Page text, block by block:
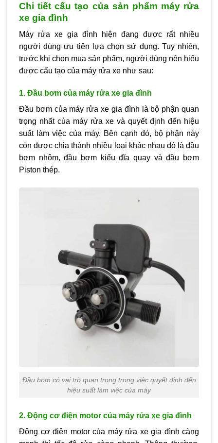
Chi tiết cấu tạo của sản phẩm máy rửa
xe gia đình
Máy rửa xe gia đình hiện đang được rất nhiều
người dùng ưu tiên lựa chọn sử dụng. Tuy nhiên,
trước khi chọn mua sản phẩm, người dùng nên hiểu
được cấu tạo của máy rửa xe như sau:
1. Đầu bơm của máy rửa xe gia đình
Đầu bơm của máy rửa xe gia đình là bộ phận quan
trọng nhất của máy rửa xe và quyết định đến hiệu
suất làm việc của máy. Bên cạnh đó, bộ phận này
còn được chia thành nhiều loại khác nhau đó là đầu
bơm nhôm, đầu bơm kiểu đĩa quay và đầu bơm
Piston thép.
Đầu bơm có vai trò quan trọng trong việc quyết định đến
hiệu suất làm việc của máy
2. Động cơ điện motor của máy rửa xe gia đình
Động cơ điện motor của máy rửa xe gia đình càng